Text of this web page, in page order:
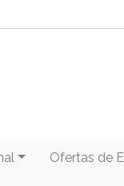
Ofertas de